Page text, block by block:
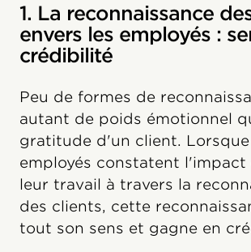
1. La reconnaissance
envers les employés :
crédibilité
Peu de formes de
autant de poids émotionnel
gratitude d'un client. Lorsque
employés constatent
leur travail à travers la
des clients, cette
tout son sens et gagne en